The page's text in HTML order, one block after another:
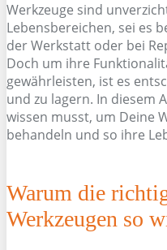
Werkzeuge sind
Lebensbereichen, sei es
der Werkstatt oder bei
Doch um ihre
gewährleisten, ist es
und zu lagern. In diesem
wissen musst, um Deine
behandeln und so ihre
Warum die
Werkzeugen so